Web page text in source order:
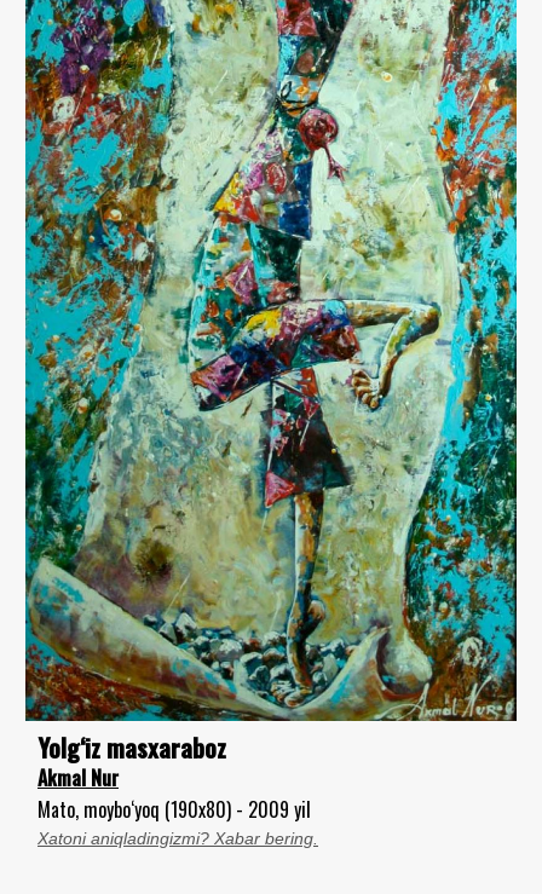
Yolg‘iz masxaraboz
Akmal Nur
Mato, moybo‘yoq (190x80) - 2009 yil
Xatoni aniqladingizmi? Xabar bering.